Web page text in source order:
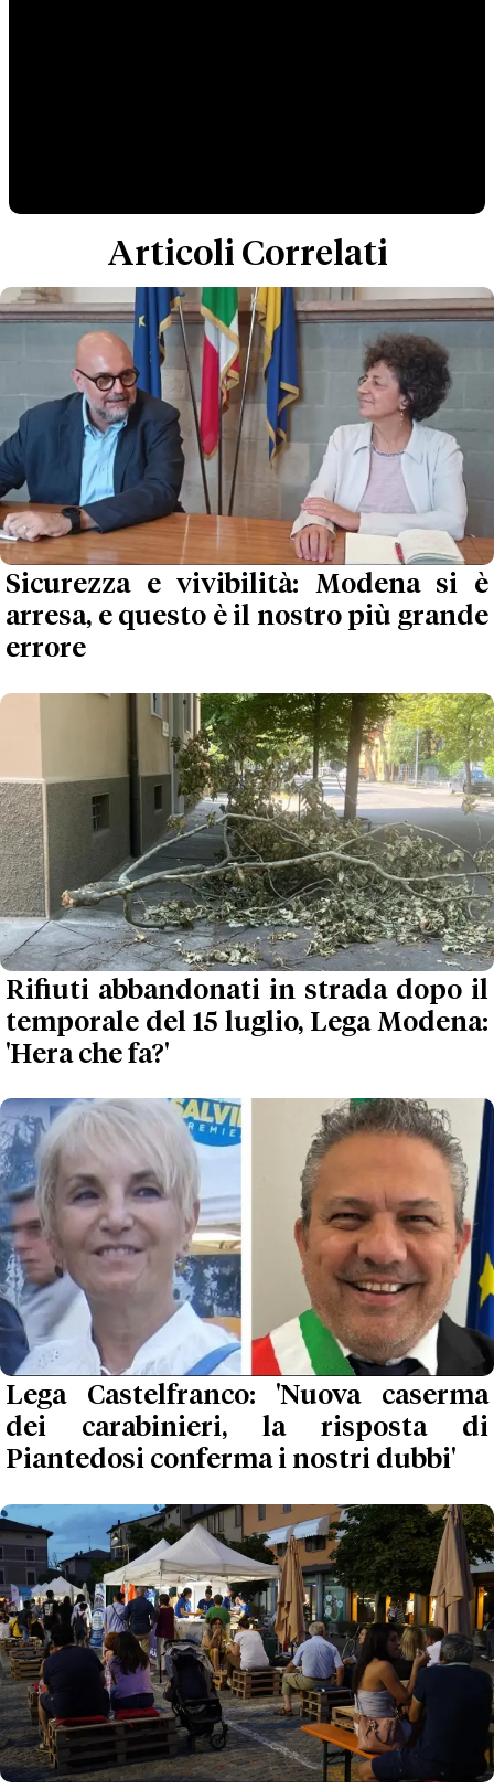
Articoli Correlati
Sicurezza e vivibilità: Modena si è
arresa, e questo è il nostro più grande
errore
Rifiuti abbandonati in strada dopo il
temporale del 15 luglio, Lega Modena:
'Hera che fa?'
Lega Castelfranco: 'Nuova caserma
dei carabinieri, la risposta di
Piantedosi conferma i nostri dubbi'